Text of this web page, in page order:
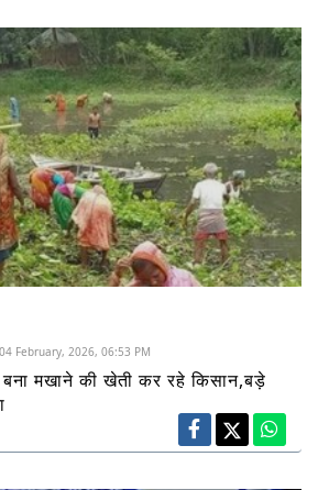
04 February, 2026, 06:53 PM
मखाने की खेती कर रहे किसान,बड़े